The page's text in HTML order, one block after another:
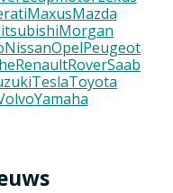
MaxusMazda
Morgan
NissanOpelPeugeot
RenaultRoverSaab
TeslaToyota
Yamaha